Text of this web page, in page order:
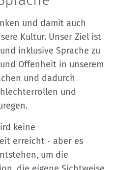
und damit auch
Kultur. Unser Ziel ist
inklusive Sprache zu
Offenheit in unserem
und dadurch
und
keine
erreicht - aber es
um die